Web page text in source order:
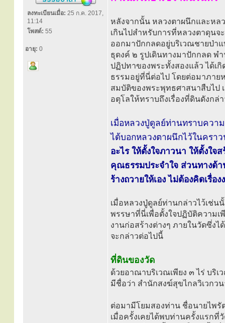
ลงทะเบียนเมื่อ: 25 ก.ค. 2017,
11:14
โพสต์: 55
อายุ: 0
หลังจากนั้น หลวงตาผนึกและหล
เกินไปสำหรับการที่หลวงตาดุน
ออกมาปักกลดอยู่บริเวณชายป่า
ธุดงค์ ๒ รูปเดินทางมาปักกลด พ
ปฏิปทาของพระทั้งสองแล้ว ได้เ
ธรรมอยู่ที่นี่ต่อไป โดยต่อมาภาย
สมบัติของพระพุทธศาสนาสืบไป
อตุโลให้ทราบถึงเรื่องที่ดินดังกล่
เมื่อหลวงปู่ดูลย์ท่านทราบควา
ได้บอกหลวงตาผนึกไว้ในครา
อะไร ให้ตั้งใจภาวนา ให้ตั้งใจ
คุณธรรมประจำใจ ส่วนทางด้
ร้างถวายให้เอง ไม่ต้องคิดเรื่
เมื่อหลวงปู่ดูลย์ท่านกล่าวไว้เช่น
พรรษาที่นี่เพื่อตั้งใจปฏิบัติความเ
งานก่อสร้างต่างๆ ภายในวัดซึ่ง
จะกล่าวต่อไปนี้
ที่ดินของวัด
ด้วยอาณาบริเวณเพียง ๓ ไร่ บริ
มีชื่อว่า สำนักสงฆ์สุขไกลวิเวกว
ต่อมามีโยมสองท่าน ชื่อนายไพรั
เมื่อครั้งเคยได้พบท่านครั้งแรกที่